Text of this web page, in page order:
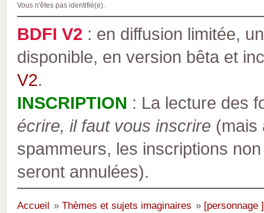
Vous n'êtes pas identifié(e).
BDFI V2 : en diffusion limitée,
disponible, en version bêta et
V2.
INSCRIPTION : La lecture des
écrire, il faut vous inscrire (mais
spammeurs, les inscriptions
seront annulées).
Accueil » Thèmes et sujets imaginaires » [personnage